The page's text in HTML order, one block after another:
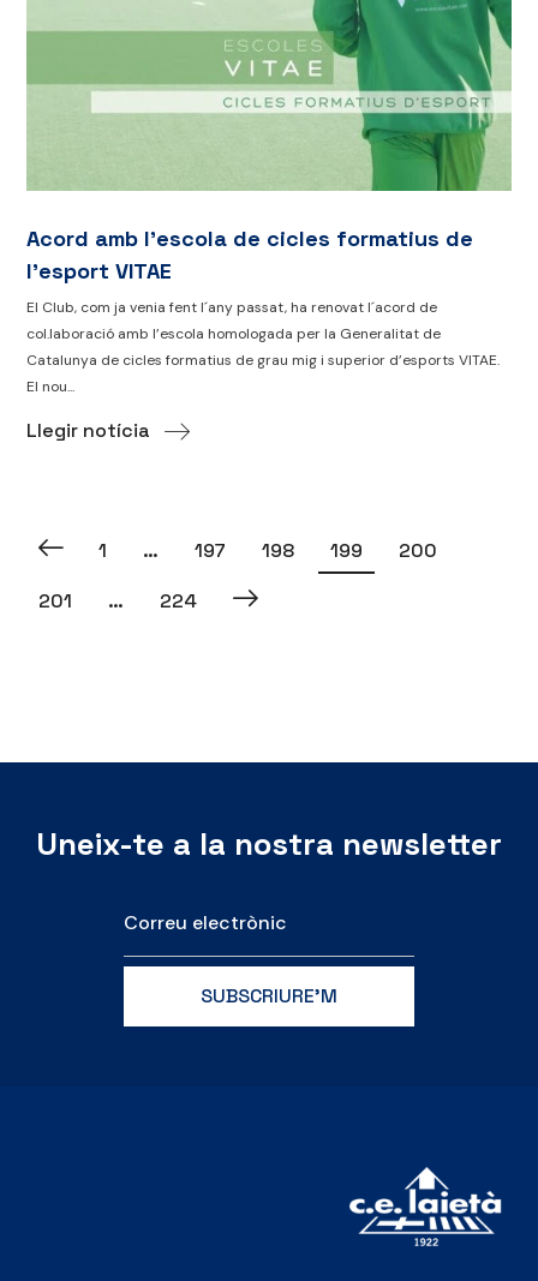
Acord amb l’escola de cicles formatius de
l’esport VITAE
El Club, com ja venia fent l´any passat, ha renovat l´acord de
col.laboració amb l’escola homologada per la Generalitat de
Catalunya de cicles formatius de grau mig i superior d’esports VITAE.
El nou...
Llegir notícia
1 … 197 198 199
200
201
… 224
Uneix-te a la nostra newsletter